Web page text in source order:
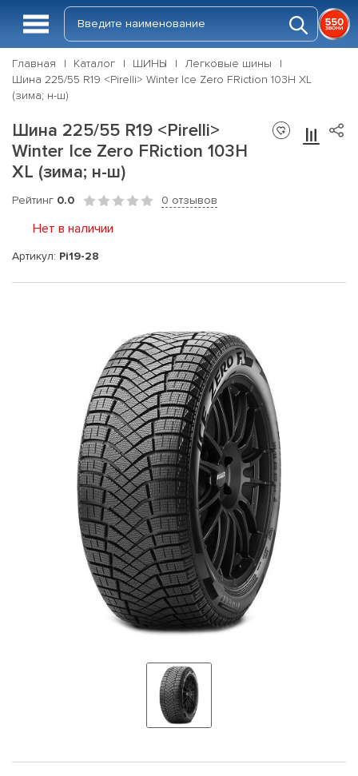
Главная Каталог ШИНЫ
Легковые шины
Шина 225/55 R19 <Pirelli> Winter Ice Zero FRiction 103H XL
(зима; н-ш)
Шина 225/55 R19 <Pirelli>
Winter Ice Zero FRiction 103H
XL (зима; н-ш)
Рейтинг 0.0 0 отзывов
Нет в наличии
Артикул: Pi19-28